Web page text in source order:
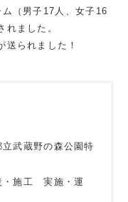
（男子17人、女子16
れました。
送られました！
武蔵野の森公園特
施工 実施・運